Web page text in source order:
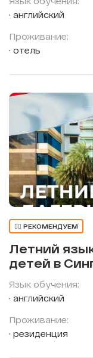
английский
Проживание:
отель
👍🏼 РЕКОМЕНДУЕМ
Летний
детей в
Язык обучения:
английский
Проживание:
резиденция